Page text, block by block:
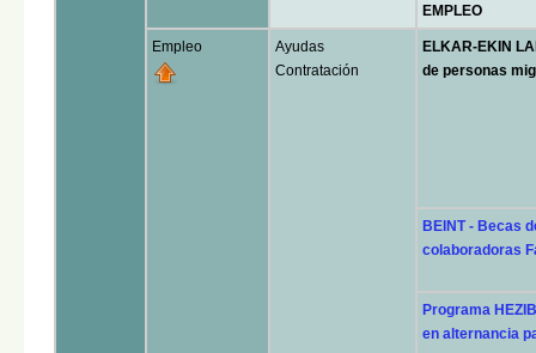
EMPLEO
Empleo
Ayudas
Contratación
ELKAR-EKIN
de personas
BEINT - Becas
colaboradoras
Programa
en alternancia